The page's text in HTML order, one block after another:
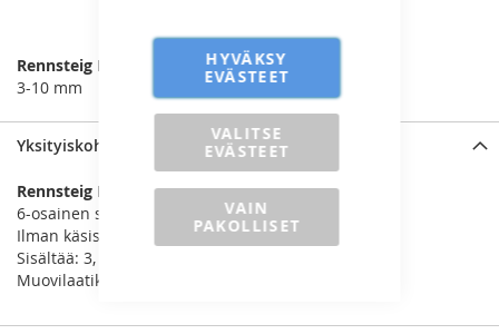
HYVÄKSY
EVÄSTEET
VALITSE
EVÄSTEET
VAIN
PAKOLLISET
Rennsteig Lieriötuurnasarja
3-10 mm
Yksityiskohdat
Rennsteig Lieriötuurnasarja 425 150 0
6-osainen sarja
Ilman käsisuojaa
Sisältää: 3, 4, 5, 6, 8, 10 mm
Muovilaatikko